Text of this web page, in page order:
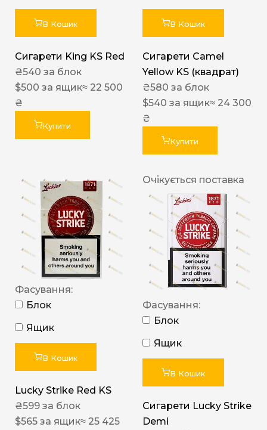
В Кошик
Сигарети King KS Red
₴540 за блок
$500 за ящик≈ 22 500
₴
Купити
В Кошик
Сигарети Camel
Yellow KS (квадрат)
₴580 за блок
$540 за ящик≈ 24 300
₴
Купити
Фасування:
Блок
Ящик
В Кошик
Lucky Strike Red KS
₴599 за блок
$565 за ящик≈ 25 425
Очікується поставка
Фасування:
Блок
Ящик
В Кошик
Сигарети Lucky Strike
Demi